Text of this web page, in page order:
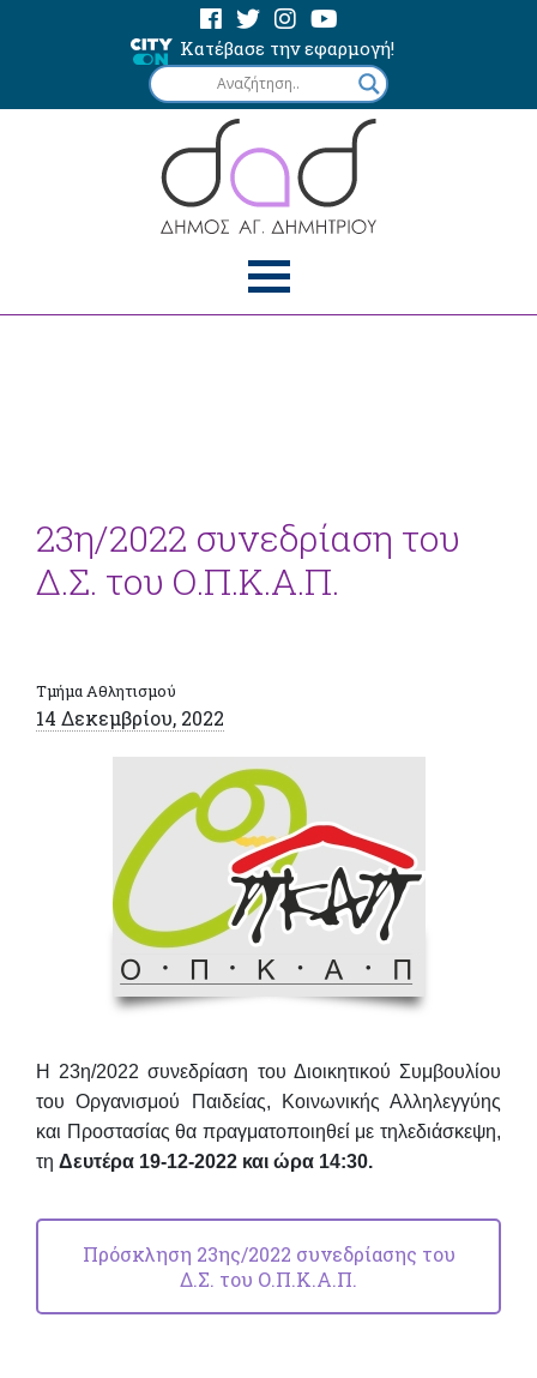
Κατέβασε την εφαρμογή!
23η/2022 συνεδρίαση του
Δ.Σ. του Ο.Π.Κ.Α.Π.
Τμήμα Αθλητισμού
14 Δεκεμβρίου, 2022
Η 23η/2022 συνεδρίαση του Διοικητικού Συμβουλίου
του Οργανισμού Παιδείας, Κοινωνικής Αλληλεγγύης
και Προστασίας θα πραγματοποιηθεί με τηλεδιάσκεψη,
τη Δευτέρα 19-12-2022 και ώρα 14:30.
Πρόσκληση 23ης/2022 συνεδρίασης του
Δ.Σ. του Ο.Π.Κ.Α.Π.